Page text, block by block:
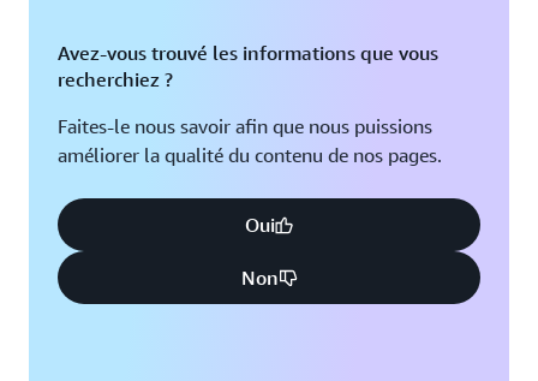
Avez-vous trouvé les informations que vous
recherchiez ?
Faites-le nous savoir afin que nous puissions
améliorer la qualité du contenu de nos pages.
Oui
Non